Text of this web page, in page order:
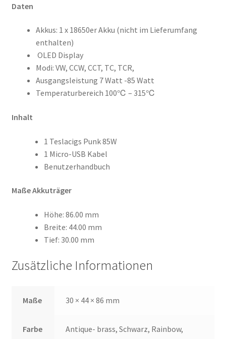
Daten
Akkus: 1 x 18650er Akku (nicht im Lieferumfang
enthalten)
OLED Display
Modi: VW, CCW, CCT, TC, TCR,
Ausgangsleistung 7 Watt -85 Watt
Temperaturbereich 100℃ – 315℃
Inhalt
1 Teslacigs Punk 85W
1 Micro-USB Kabel
Benutzerhandbuch
Maße Akkuträger
Höhe: 86.00 mm
Breite: 44.00 mm
Tief: 30.00 mm
Zusätzliche Informationen
Maße 30 × 44 × 86 mm
Farbe
Antique- brass, Schwarz, Rainbow,